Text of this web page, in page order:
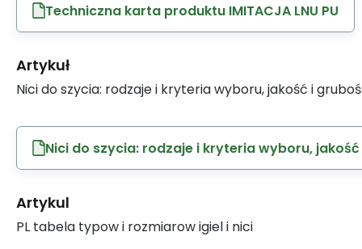
Techniczna karta produktu IMITACJA LNU PU
Artykuł
Nici do szycia: rodzaje i kryteria wyboru, jakość i
Nici do szycia: rodzaje i kryteria wyboru,
Artykul
PL tabela typow i rozmiarow igiel i nici